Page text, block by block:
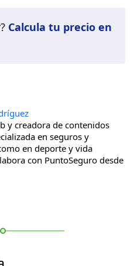
Calcula tu precio en
y creadora de contenidos
en seguros y
en deporte y vida
con PuntoSeguro desde